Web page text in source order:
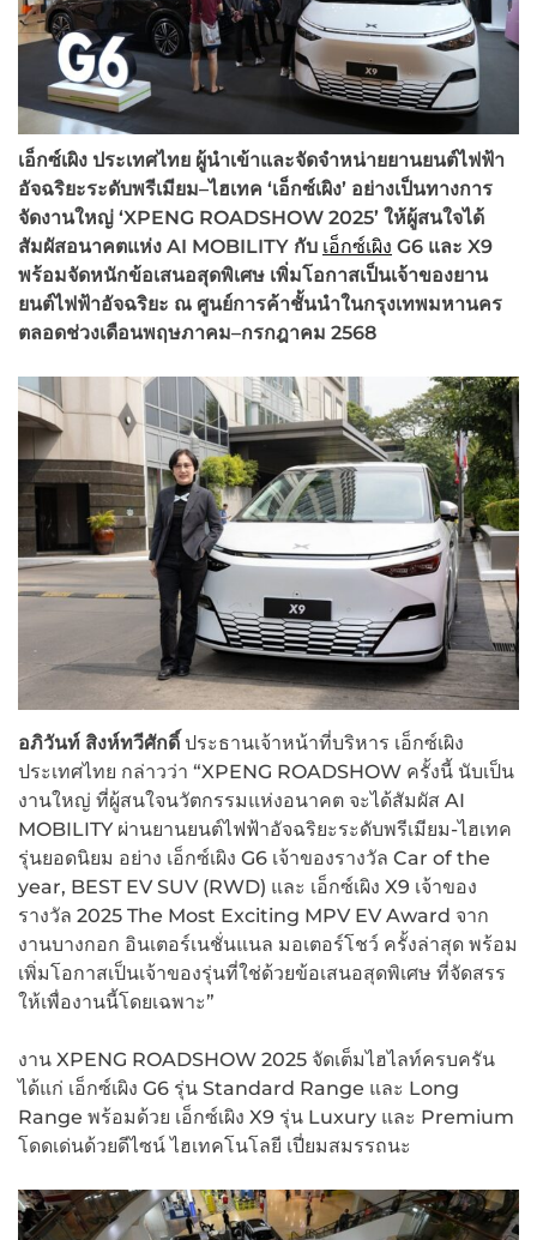
เอ็กซ์เผิง ประเทศไทย ผู้นำเข้าและจัดจำหน่ายยานยนต์ไฟฟ้า
อัจฉริยะระดับพรีเมียม–ไฮเทค ‘เอ็กซ์เผิง’ อย่างเป็นทางการ
จัดงานใหญ่ ‘XPENG ROADSHOW 2025’ ให้ผู้สนใจได้
สัมผัสอนาคตแห่ง AI MOBILITY กับ เอ็กซ์เผิง G6 และ X9
พร้อมจัดหนักข้อเสนอสุดพิเศษ เพิ่มโอกาสเป็นเจ้าของยาน
ยนต์ไฟฟ้าอัจฉริยะ ณ ศูนย์การค้าชั้นนำในกรุงเทพมหานคร
ตลอดช่วงเดือนพฤษภาคม–กรกฎาคม 2568
อภิวันท์ สิงห์ทวีศักดิ์ ประธานเจ้าหน้าที่บริหาร เอ็กซ์เผิง
ประเทศไทย กล่าวว่า “XPENG ROADSHOW ครั้งนี้ นับเป็น
งานใหญ่ ที่ผู้สนใจนวัตกรรมแห่งอนาคต จะได้สัมผัส AI
MOBILITY ผ่านยานยนต์ไฟฟ้าอัจฉริยะระดับพรีเมียม-ไฮเทค
รุ่นยอดนิยม อย่าง เอ็กซ์เผิง G6 เจ้าของรางวัล Car of the
year, BEST EV SUV (RWD) และ เอ็กซ์เผิง X9 เจ้าของ
รางวัล 2025 The Most Exciting MPV EV Award จาก
งานบางกอก อินเตอร์เนชั่นแนล มอเตอร์โชว์ ครั้งล่าสุด พร้อม
เพิ่มโอกาสเป็นเจ้าของรุ่นที่ใช่ด้วยข้อเสนอสุดพิเศษ ที่จัดสรร
ให้เพื่องานนี้โดยเฉพาะ”
งาน XPENG ROADSHOW 2025 จัดเต็มไฮไลท์ครบครัน
ได้แก่ เอ็กซ์เผิง G6 รุ่น Standard Range และ Long
Range พร้อมด้วย เอ็กซ์เผิง X9 รุ่น Luxury และ Premium
โดดเด่นด้วยดีไซน์ ไฮเทคโนโลยี เปี่ยมสมรรถนะ